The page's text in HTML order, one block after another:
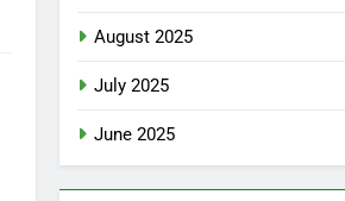
August 2025
July 2025
June 2025